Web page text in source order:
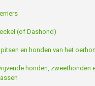
(of Dashond)
en honden van het
honden, zweethonden